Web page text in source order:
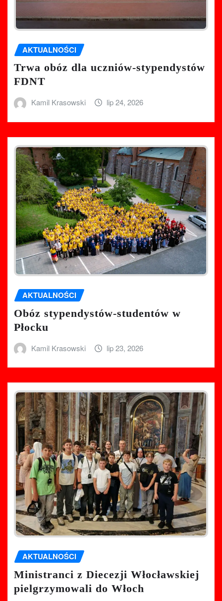
AKTUALNOŚCI
Trwa obóz dla uczniów-stypendystów
FDNT
Kamil Krasowski lip 24, 2026
AKTUALNOŚCI
Obóz stypendystów-studentów w
Płocku
Kamil Krasowski lip 23, 2026
AKTUALNOŚCI
Ministranci z Diecezji Włocławskiej
pielgrzymowali do Włoch